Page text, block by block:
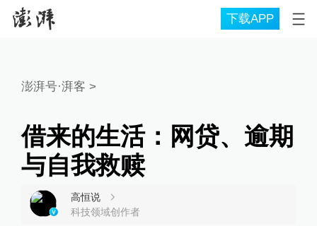
下载APP
澎湃号·湃客 >
借来的生活：网贷、逾期
与自我救赎
高恒说
科技领域创作者